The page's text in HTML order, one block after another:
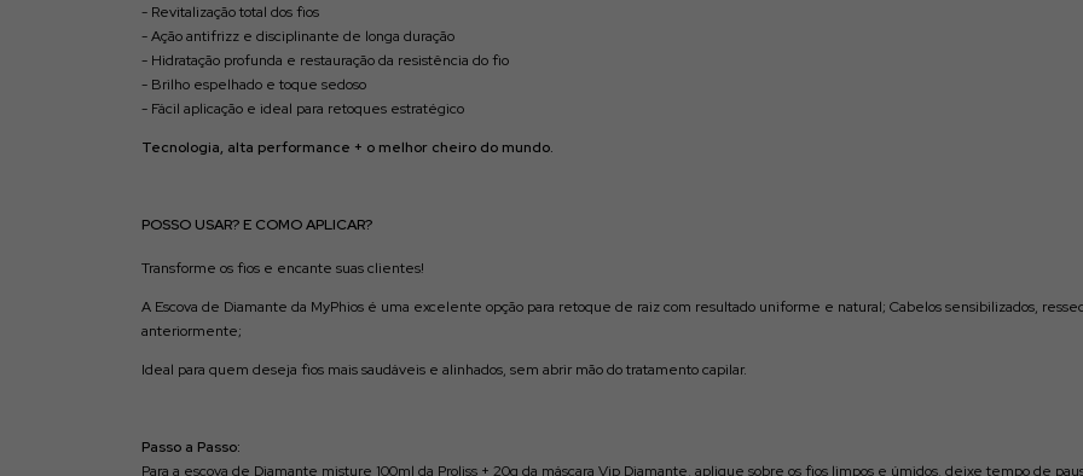
- Revitalização total dos fios
- Ação antifrizz e disciplinante de longa duração
- Hidratação profunda e restauração da resistência do fio
- Brilho espelhado e toque sedoso
- Fácil aplicação e ideal para retoques estratégico
Tecnologia, alta performance + o melhor cheiro do mundo.
POSSO USAR? E COMO APLICAR?
Transforme os fios e encante suas clientes!
A Escova de Diamante da MyPhios é uma excelente opção para retoque de raiz com resultado uniforme e natural; Cabelos sensibilizados,
anteriormente;
Ideal para quem deseja fios mais saudáveis e alinhados, sem abrir mão do tratamento capilar.
Passo a Passo:
Para a escova de Diamante misture 100ml da Proliss + 20g da máscara Vip Diamante, aplique sobre os fios limpos e úmidos, deixe tempo de